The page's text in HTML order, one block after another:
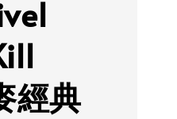
經典